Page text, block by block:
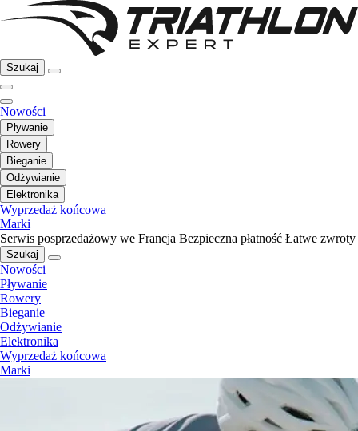
Szukaj
Nowości
Pływanie
Rowery
Bieganie
Odżywianie
Elektronika
Wyprzedaż końcowa
Marki
Serwis posprzedażowy we Francja Bezpieczna płatność Łatwe zwroty
Szukaj
Nowości
Pływanie
Rowery
Bieganie
Odżywianie
Elektronika
Wyprzedaż końcowa
Marki